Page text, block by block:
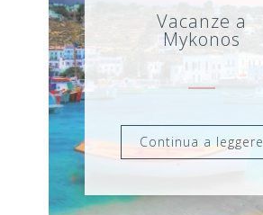
Vacanze a
Mykonos
Continua a leggere